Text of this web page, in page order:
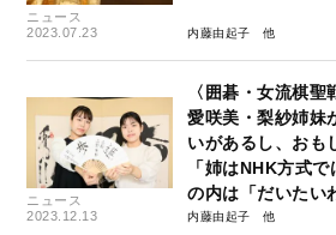
ニュース
2023.07.23
内藤由起子
ニュース
2023.12.13
〈囲碁・女流棋
愛咲美・梨紗姉妹
いがあるし、おも
「姉はNHK方式
の内は「だいたい
内藤由起子